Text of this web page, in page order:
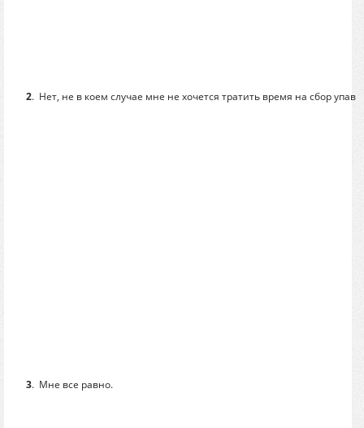
2. Нет, не в коем случае мне не хочется тратить время на сбор
3. Мне все равно.